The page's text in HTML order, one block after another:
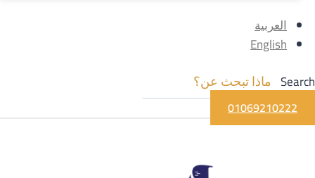
العربية
English
Search
01069210222